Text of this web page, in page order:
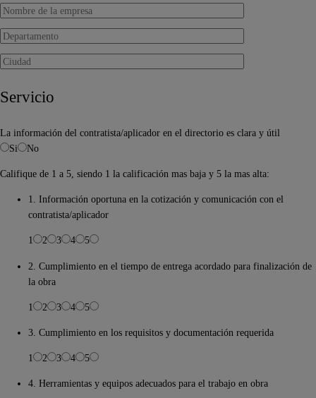
Servicio
La información del contratista/aplicador en el directorio es clara y útil
Si
No
Califique de 1 a 5, siendo 1 la calificación mas baja y 5 la mas alta:
1. Información oportuna en la cotización y comunicación con el
contratista/aplicador
1 2 3 4 5
2. Cumplimiento en el tiempo de entrega acordado para finalización de
la obra
1 2 3 4 5
3. Cumplimiento en los requisitos y documentación requerida
1 2 3 4 5
4. Herramientas y equipos adecuados para el trabajo en obra